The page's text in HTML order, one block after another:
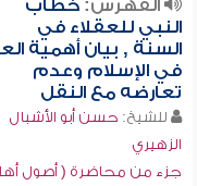
الفهرس:خطاب
النبي للعقلاء في
السنة , بيان أهمية
في الإسلام وعدم
تعارضه مع النقل
للشيخ: حسن أبو الأشبال
الزهيري
جزء من محاضرة ( أصول